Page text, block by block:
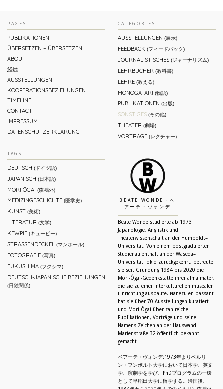
PAGES
PUBLIKATIONEN
ÜBERSETZEN – ÜBERSETZEN
ABOUT
経歴
AUSSTELLUNGEN
KOOPERATIONSBEZIEHUNGEN
TIMELINE
CONTACT
IMPRESSUM
DATENSCHUTZERKLÄRUNG
CATEGORIES
AUSSTELLUNGEN (展示)
FEEDBACK (フィードバック)
JOURNALISTISCHES(ジャーナリズム)
LEHRBÜCHER(教科書)
LEHRE(教える)
MONOGATARI (物語)
PUBLIKATIONEN (出版)
SONSTIGES(その他)
THEATER(劇場)
VORTRÄGE(レクチャー)
TAGS
DEUTSCH (ドイツ語)
JAPANISCH (日本語)
MORI ŌGAI (森鷗外)
MEDIZINGESCHICHTE (医学史)
KUNST (美術)
LITERATUR (文学)
KEWPIE (キューピー)
STRASSENDECKEL (マンホール)
FOTOGRAFIE (写真)
FUKUSHIMA (フクシマ)
DEUTSCH-JAPANISCHE BEZIEHUNGEN
(日独関係)
BEATE WONDE・ベ
アーテ・ヴォンデ
Beate Wonde studierte ab 1973
Japanologie, Anglistik und
Theaterwissenschaft an der Humboldt–
Universität. Von einem postgraduierten
Studienaufenthalt an der Waseda–
Universität Tokio zurückgekehrt, betreute
sie seit Gründung 1984 bis 2020 die
Mori-Ôgai-Gedenkstätte ihrer alma mater,
die sie zu einer interkulturellen musealen
Einrichtung ausbaute. Nahezu en passant
hat sie über 70 Ausstellungen kuratiert
und Mori Ôgai über zahlreiche
Publikationen, Vorträge und seine
Namens-Zeichen an der Hauswand
Marienstraße 32 öffentlich bekannt
gemacht
ベアーテ・ヴォンデ:1973年よりベルリ
ン・フンボルト大学において日本学、英文
学、演劇学を学び、PhDプログラムの一環
として早稲田大学に留学する。帰国後、